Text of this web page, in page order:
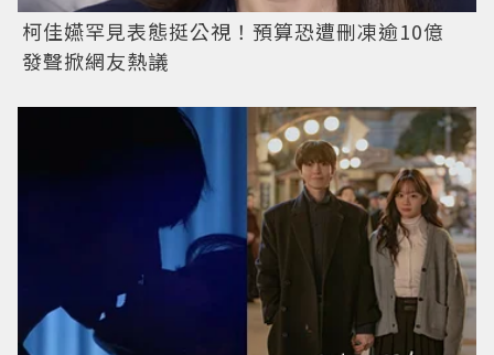
柯佳嬿罕見表態挺公視！預算恐遭刪凍逾10億
發聲掀網友熱議